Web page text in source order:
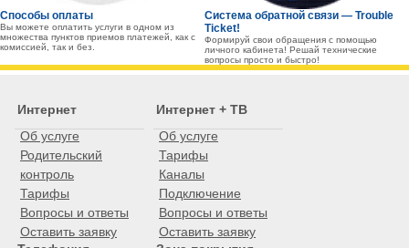
Способы оплаты
Вы можете оплатить услуги в одном из
множества пунктов приемов платежей, как с
комиссией, так и без.
Система обратной связи — Trouble
Ticket!
Формируй свои обращения с помощью
личного кабинета! Решай технические
вопросы просто и быстро!
Интернет
Об услуге
Родительский
контроль
Тарифы
Вопросы и ответы
Оставить заявку
Интернет + ТВ
Об услуге
Тарифы
Каналы
Подключение
Вопросы и ответы
Оставить заявку